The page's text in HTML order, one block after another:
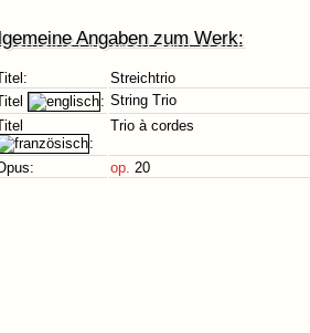
Angaben zum Werk:
Streichtrio
: String Trio
:
Trio à cordes
op. 20